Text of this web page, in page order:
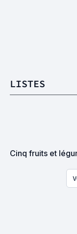
LISTES
Cinq fruits et